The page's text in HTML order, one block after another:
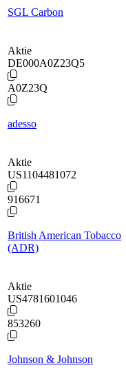
SGL Carbon
Aktie
DE000A0Z23Q5
A0Z23Q
adesso
Aktie
US1104481072
916671
British American Tobacco
(ADR)
Aktie
US4781601046
853260
Johnson & Johnson